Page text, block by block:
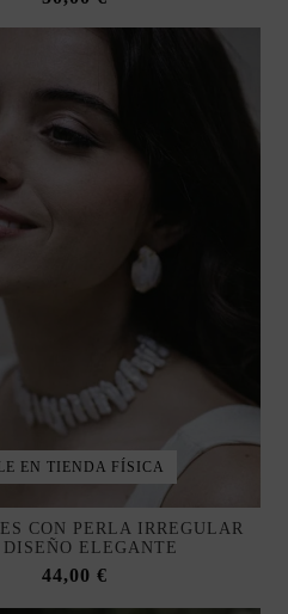
EN TIENDA FÍSICA
CON PERLA IRREGULAR
DISEÑO ELEGANTE
44,00 €